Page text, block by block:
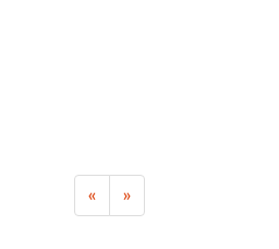
« »